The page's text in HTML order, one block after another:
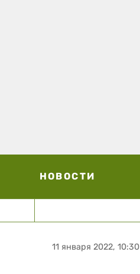
НОВОСТИ
11 января 2022, 10:30